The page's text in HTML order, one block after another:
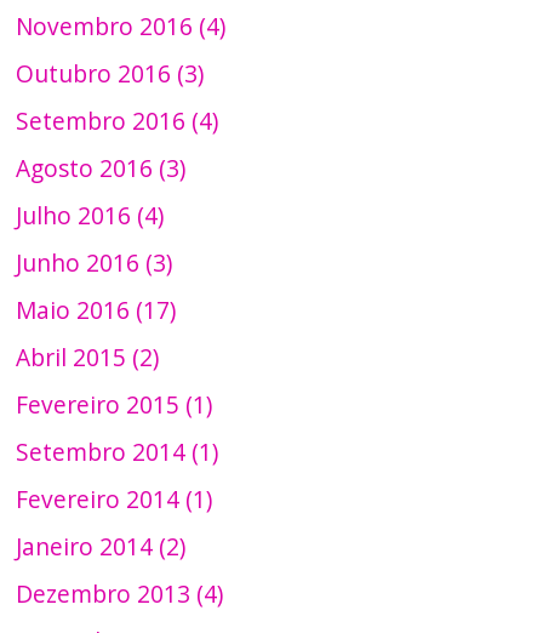
Novembro 2016 (4)
Outubro 2016 (3)
Setembro 2016 (4)
Agosto 2016 (3)
Julho 2016 (4)
Junho 2016 (3)
Maio 2016 (17)
Abril 2015 (2)
Fevereiro 2015 (1)
Setembro 2014 (1)
Fevereiro 2014 (1)
Janeiro 2014 (2)
Dezembro 2013 (4)